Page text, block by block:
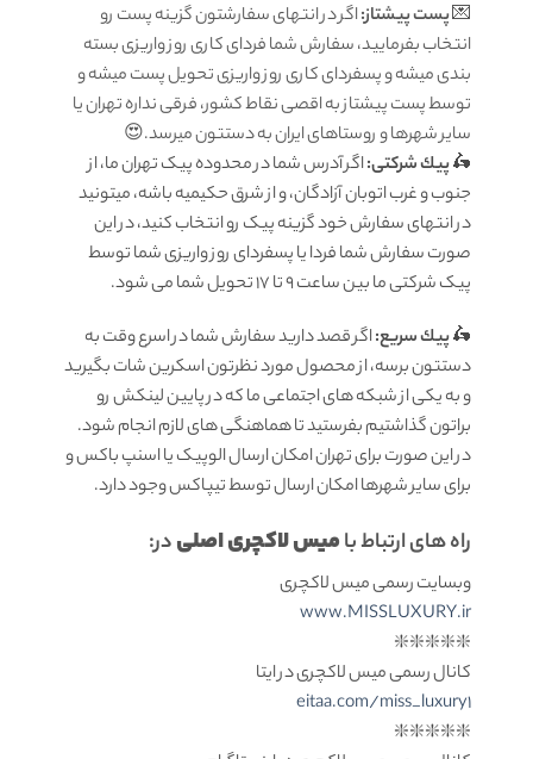
💌پست پیشتاز:اگر در انتهای سفارشتون گزینه پست رو
انتخاب بفرمایید، سفارش شما فردای کاری روز واریزی بسته
بندی میشه و پسفردای کاری روز واریزی تحویل پست میشه و
توسط پست پیشتاز به اقصی نقاط کشور، فرقی نداره تهران یا
سایر شهرها و روستاهای ایران به دستتون میرسد.😍
🛵پيك شرکتی:اگر آدرس شما در محدوده پیک تهران ما، از
جنوب و غرب اتوبان آزادگان، و از شرق حکیمیه باشه، میتونید
در انتهای سفارش خود گزینه پیک رو انتخاب کنید، در این
صورت سفارش شما فردا یا پسفردای روز واريزى شما توسط
پیک شرکتی ما بين ساعت 9 تا 17 تحويل شما مى شود.
🛵پيك سریع:اگر قصد دارید سفارش شما در اسرع وقت به
دستتون برسه، از محصول مورد نظرتون اسکرین شات بگیرید
و به یکی از شبکه های اجتماعی ما که در پایین لینکش رو
براتون گذاشتیم بفرستید تا هماهنگی های لازم انجام شود.
در این صورت برای تهران امکان ارسال الوپیک یا اسنپ باکس و
برای سایر شهرها امکان ارسال توسط تیپاکس وجود دارد.
راه های ارتباط بامیس لاکچری اصلیدر:
وبسایت رسمی میس لاکچری
www.MISSLUXURY.ir
❇️❇️❇️❇️❇️
کانال رسمی میس لاکچری در ایتا
eitaa.com/miss_luxury1
❇️❇️❇️❇️❇️